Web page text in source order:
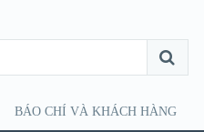
BÁO CHÍ VÀ KHÁCH HÀNG